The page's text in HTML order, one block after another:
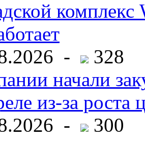
комплекс
-
328
начали
из-за роста
-
300